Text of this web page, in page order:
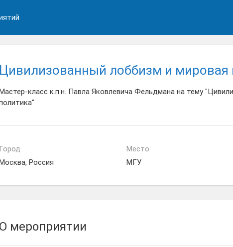
Цивилизованный лоббизм и мировая
класс к.п.н. Павла Яковлевича Фельдмана на тему
Город
Россия
Место
МГУ
О мероприятии